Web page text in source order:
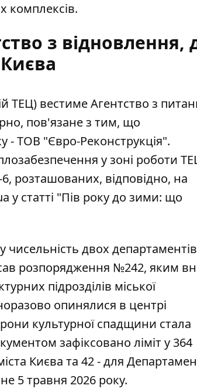
комплексів.
з відновлення,
ТЕЦ) вестиме Агентство з
пов'язане з тим, що
- ТОВ "Євро-Реконструкція".
у зоні роботи
розташованих, відповідно, на
у статті "Пів року до зими: що
двох департаментів
розпорядження №242, яким
підрозділів міської
опинялися в центрі
культурної спадщини стала
зафіксовано ліміт у 364
Києва та 42 - для
5 травня 2026 року.